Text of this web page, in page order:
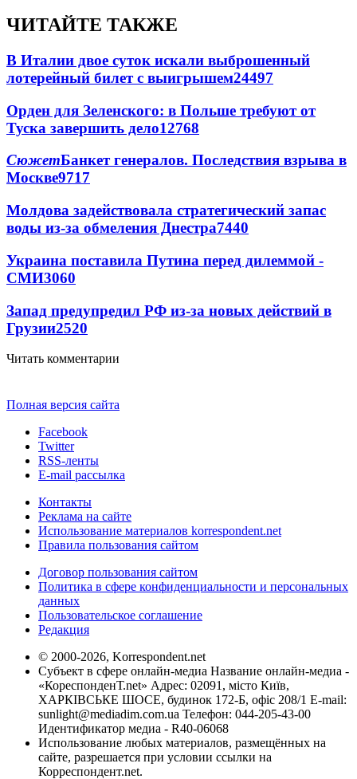
ЧИТАЙТЕ ТАКЖЕ
В Италии двое суток искали выброшенный
лотерейный билет с выигрышем24497
Орден для Зеленского: в Польше требуют от
Туска завершить дело12768
СюжетБанкет генералов. Последствия взрыва в
Москве9717
Молдова задействовала стратегический запас
воды из-за обмеления Днестра7440
Украина поставила Путина перед дилеммой -
СМИ3060
Запад предупредил РФ из-за новых действий в
Грузии2520
Читать комментарии
Полная версия сайта
Facebook
Twitter
RSS-ленты
E-mail рассылка
Контакты
Реклама на сайте
Использование материалов korrespondent.net
Правила пользования сайтом
Договор пользования сайтом
Политика в сфере конфиденциальности и персональных
данных
Пользовательское соглашение
Редакция
© 2000-2026, Korrespondent.net
Субъект в сфере онлайн-медиа Название онлайн-медиа -
«КореспонденТ.net» Адрес: 02091, місто Київ,
ХАРКІВСЬКЕ ШОСЕ, будинок 172-Б, офіс 208/1 E-mail:
sunlight@mediadim.com.ua Телефон: 044-205-43-00
Идентификатор медиа - R40-06068
Использование любых материалов, размещённых на
сайте, разрешается при условии ссылки на
Корреспондент.net.